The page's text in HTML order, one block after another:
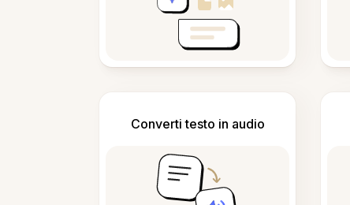
Converti testo in audio